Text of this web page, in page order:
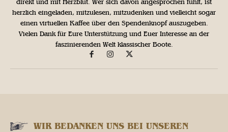
direkt und mit Herzblut. Wer sich davon angesprochen fühlt, ist
herzlich eingeladen, mitzulesen, mitzudenken und vielleicht sogar
einen virtuellen Kaffee über den Spendenknopf auszugeben.
Vielen Dank für Eure Unterstützung und Euer Interesse an der
faszinierenden Welt klassischer Boote.
WIR BEDANKEN UNS BEI UNSEREN